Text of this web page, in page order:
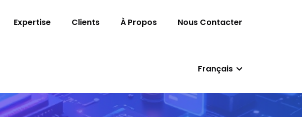
Expertise Clients À Propos Nous Contacter
Français